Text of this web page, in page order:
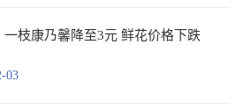
枝康乃馨降至3元 鲜花价格下跌
03